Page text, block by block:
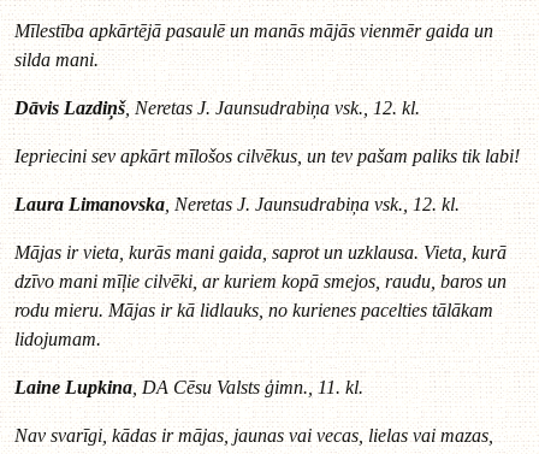
Mīlestība apkārtējā pasaulē un manās mājās vienmēr gaida un
silda mani.
Dāvis Lazdiņš, Neretas J. Jaunsudrabiņa vsk., 12. kl.
Iepriecini sev apkārt mīlošos cilvēkus, un tev pašam paliks tik labi!
Laura Limanovska, Neretas J. Jaunsudrabiņa vsk., 12. kl.
Mājas ir vieta, kurās mani gaida, saprot un uzklausa. Vieta, kurā
dzīvo mani mīļie cilvēki, ar kuriem kopā smejos, raudu, baros un
rodu mieru. Mājas ir kā lidlauks, no kurienes pacelties tālākam
lidojumam.
Laine Lupkina, DA Cēsu Valsts ģimn., 11. kl.
Nav svarīgi, kādas ir mājas, jaunas vai vecas, lielas vai mazas,